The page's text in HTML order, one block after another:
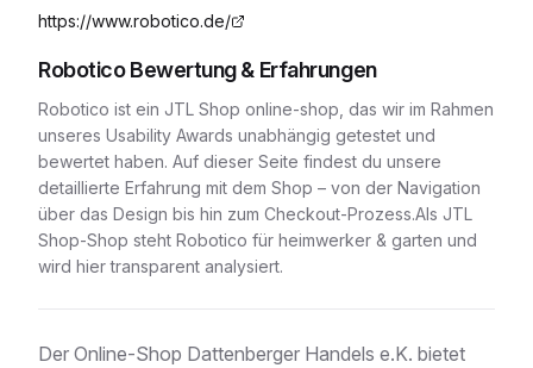
https://www.robotico.de/
RoboticoBewertung & Erfahrungen
Robotico ist ein JTL Shop online-shop , das wir im Rahmen
unseres Usability Awards unabhängig getestet und
bewertet haben. Auf dieser Seite findest du unsere
detaillierte Erfahrung mit dem Shop – von der Navigation
über das Design bis hin zum Checkout-Prozess.Als JTL
Shop-Shop steht Robotico für heimwerker & garten und
wird hier transparent analysiert.
Der Online-Shop Dattenberger Handels e.K. bietet